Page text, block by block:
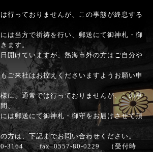
ておりませんが、この事態が終息する
方で祈祷を行い、郵送にて御神札・御
ます。
日開けていますが、熱海市外の方はご自分や
社はお控えくださいますようお願い申
通常では行っておりませんが、この事
、
送にて御神札・御守をお届けさせて頂
方は、下記までお問い合わせください。
fax 0557-80-0229 （受付時